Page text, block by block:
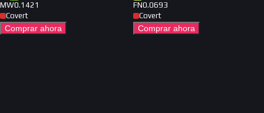
MW0.1421
Covert
Comprar ahora
FN0.0693
Covert
Comprar ahora